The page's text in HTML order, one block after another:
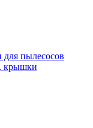
для пылесосов
крышки